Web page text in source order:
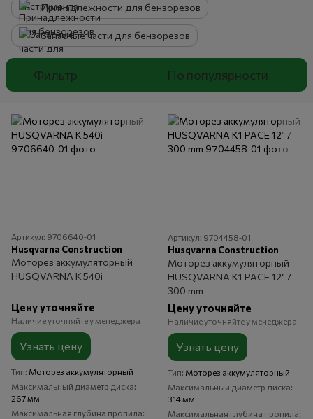
Принадлежности для бензорезов
Запасные части для бензорезов
Фильтр По популярности
Артикул: 9706640‑01
Husqvarna Construction
Моторез аккумуляторный
HUSQVARNA K 540i
Цену уточняйте
Наличие уточняйте у менеджера
Узнать цену
Тип Моторез аккумуляторный
Максимальный диаметр диска
267 мм
Максимальная глубина пропила
Артикул: 9704458‑01
Husqvarna Construction
Моторез аккумуляторный
HUSQVARNA K1 PACE 12" /
300 mm
Цену уточняйте
Наличие уточняйте у менеджера
Узнать цену
Тип Моторез аккумуляторный
Максимальный диаметр диска
314 мм
Максимальная глубина пропила